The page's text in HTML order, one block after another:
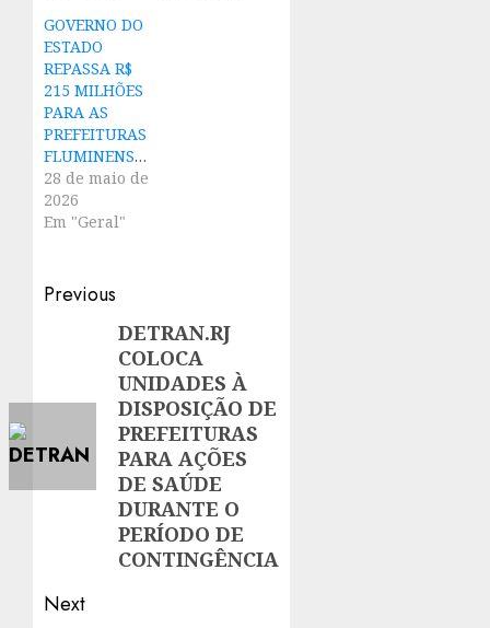
GOVERNO DO
ESTADO
REPASSA R$
215 MILHÕES
PARA AS
PREFEITURAS
FLUMINENSES
28 de maio de
2026
Em "Geral"
Post
navigation
Previous
PreviousDETRAN.RJ
COLOCA
UNIDADES À
DISPOSIÇÃO DE
PREFEITURAS
PARA AÇÕES
DE SAÚDE
DURANTE O
PERÍODO DE
CONTINGÊNCIA
Next